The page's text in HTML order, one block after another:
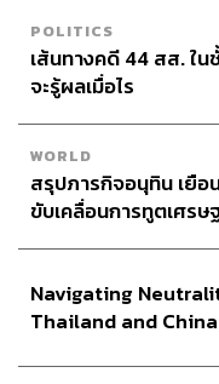
POLITICS
เส้นทางคดี 44 สส. ใ
จะรู้ผลเมื่อไร
WORLD
สรุปภารกิจอนุทิน เยือ
ขับเคลื่อนการทูตเศรษ
Navigating
Thailand and